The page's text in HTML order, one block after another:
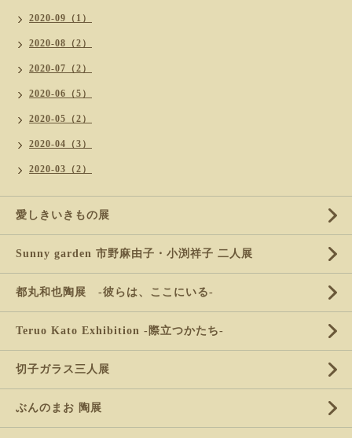
2020-09（1）
2020-08（2）
2020-07（2）
2020-06（5）
2020-05（2）
2020-04（3）
2020-03（2）
愛しきいきもの展
Sunny garden 市野麻由子・小渕祥子 二人展
都丸和也陶展 -彼らは、ここにいる-
Teruo Kato Exhibition -際立つかたち-
切子ガラス三人展
ぶんのまお 陶展